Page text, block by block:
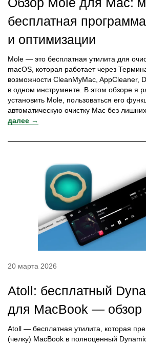
бесплатная
и оптимизации
Mole — это бесплатная утилита для
macOS, которая работает через
возможности CleanMyMac, AppCleaner,
в одном инструменте. В этом обзоре я
установить Mole, пользоваться его
автоматическую очистку Mac без
далее →
20 марта 2026
Atoll: бесплатный
для MacBook — обзор
Atoll — бесплатная утилита, которая
(челку) MacBook в полноценный